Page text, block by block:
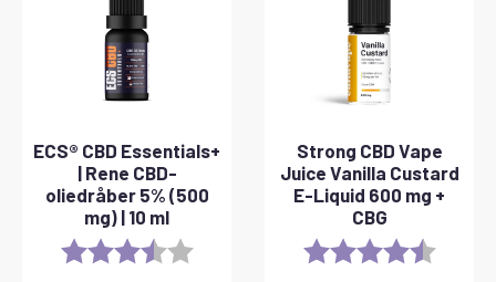
ECS® CBD Essentials+
| Rene CBD-
oliedråber 5% (500
mg) | 10 ml
Rating: 3.8 out of 5 stars
Strong CBD Vape
Juice Vanilla Custard
E-Liquid 600 mg +
CBG
Rating: 4.6 out